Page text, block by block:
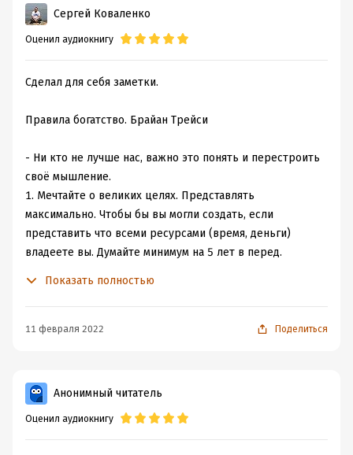
Сергей Коваленко
Оценил аудиокнигу
Сделал для себя заметки.
Правила богатство. Брайан Трейси
- Ни кто не лучше нас, важно это понять и перестроить
своё мышление.
1. Мечтайте о великих целях. Представлять
максимально. Чтобы бы вы могли создать, если
представить что всеми ресурсами (время, деньги)
владеете вы. Думайте минимум на 5 лет в перед.
2. Считайте что вы работаете только на себя. Только вы
инструмент.
4. В первую очередь платите себе. Откладывайте
ежемесячно 10% с сложным процентом.
Показать полностью
11 февраля 2022 Поделиться
Анонимный читатель
Оценил аудиокнигу